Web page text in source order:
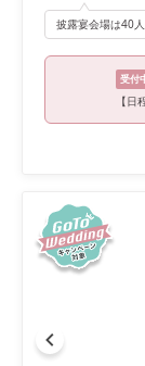
受付
【